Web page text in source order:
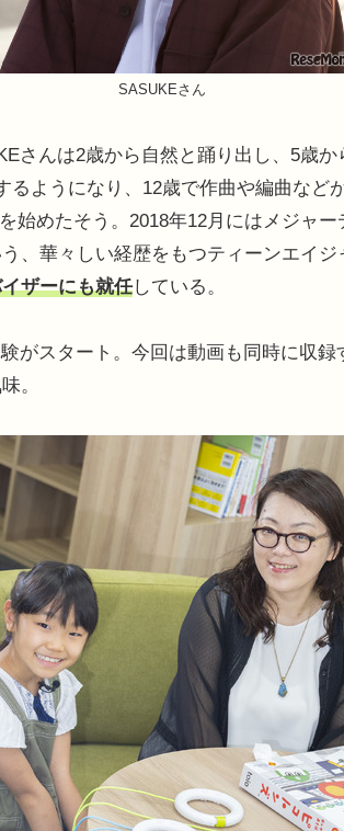
SASUKEさん
さんは2歳から自然と踊り出し、5歳か
るようになり、12歳で作曲や編曲など
始めたそう。2018年12月にはメジャ
、華々しい経歴をもつティーンエイジ
ザーにも就任している。
がスタート。今回は動画も同時に収録
。